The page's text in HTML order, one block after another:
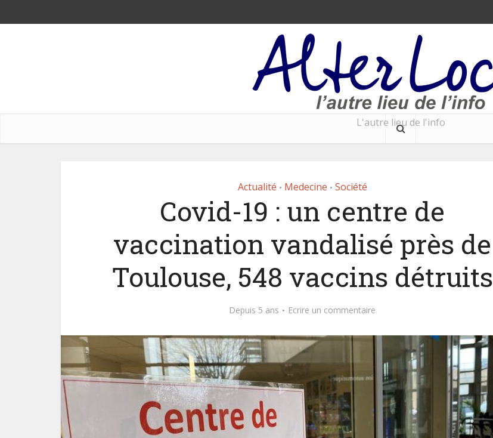
L'autre lieu de l'info
Actualité • Medecine • Société
Covid-19 : un centre de
vaccination vandalisé près de
Toulouse, 548 vaccins détruits
Depuis 5 ans Ecrire un commentaire